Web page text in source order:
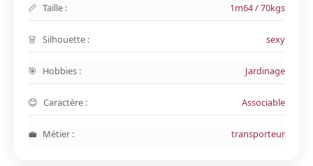
Taille : 1m64 / 70kgs
Silhouette : sexy
Hobbies : Jardinage
Caractère : Associable
Métier : transporteur